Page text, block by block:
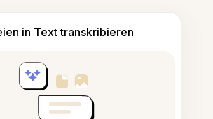
in Text transkribieren